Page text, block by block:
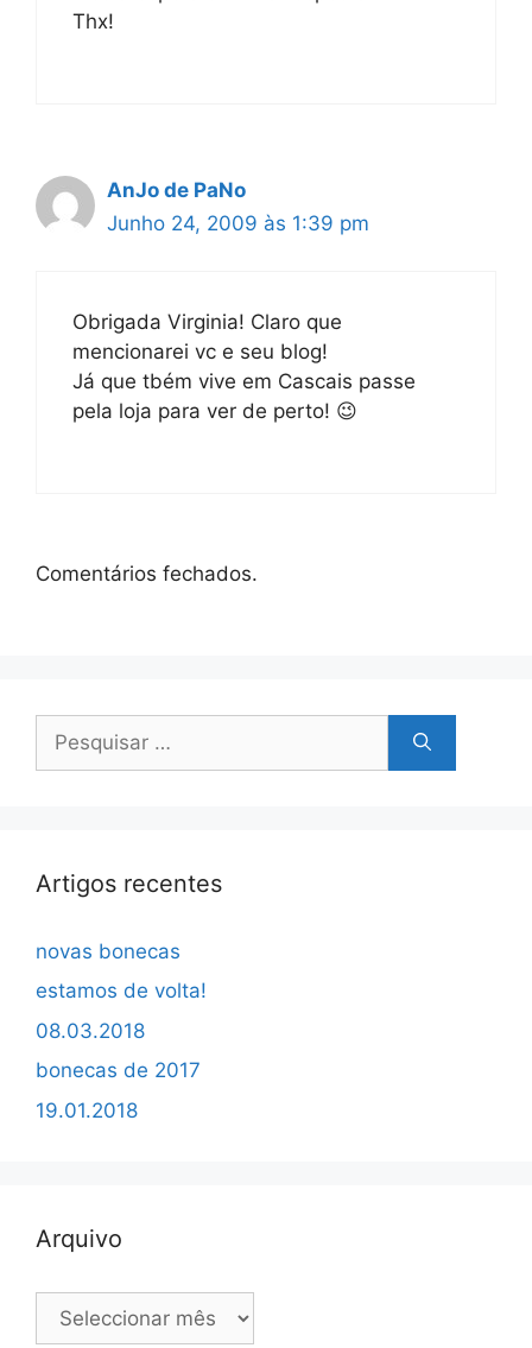
Thx!
AnJo de PaNo
Junho 24, 2009 às 1:39 pm
Obrigada Virginia! Claro que
mencionarei vc e seu blog!
Já que tbém vive em Cascais passe
pela loja para ver de perto! 😉
Comentários fechados.
por:
Artigos recentes
novas bonecas
estamos de volta!
08.03.2018
bonecas de 2017
19.01.2018
Arquivo
Arquivo